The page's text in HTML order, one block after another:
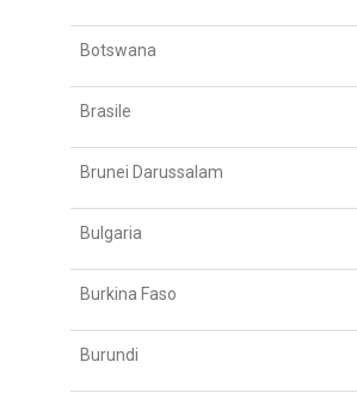
Botswana
Brasile
Brunei Darussalam
Bulgaria
Burkina Faso
Burundi